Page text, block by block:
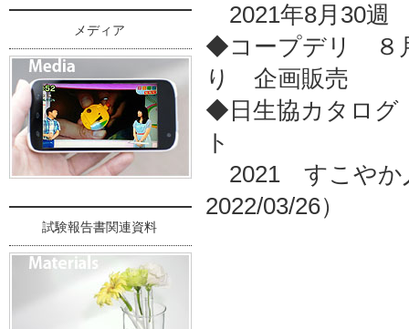
2021年8月30週
◆コープデリ ８
り 企画販売
◆日生協カタロ
ト
2021 すこやか
2022/03/26）
メディア
試験報告書関連資料